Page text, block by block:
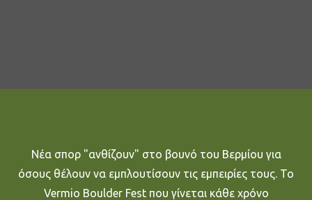
Νέα σπορ "ανθίζουν" στο βουνό του Βερμίου για
όσους θέλουν να εμπλουτίσουν τις εμπειρίες τους. Το
Vermio Boulder Fest που γίνεται κάθε χρόνο